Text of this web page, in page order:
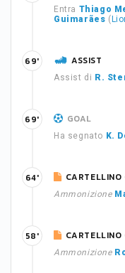
Entra Thiago
Guimarães (
ASSIST
Assist di R.
69'
GOAL
Ha segnato K.
69'
Ammonizione
64'
Ammonizione
58'